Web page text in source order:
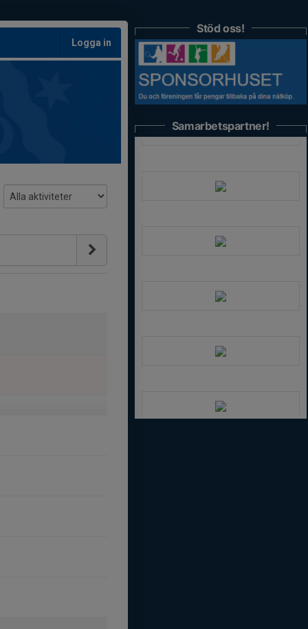
Logga in
Stöd oss!
Samarbetspartner!